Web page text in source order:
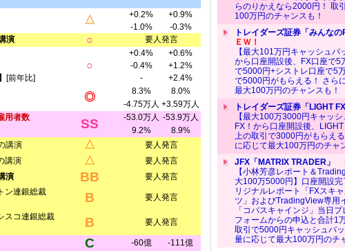
△ +0.2%
+0.9%
-1.0%
-0.3%
演 ○ 要人発言
○
+0.4%
+0.6%
-0.4%
+1.2%
[前年比] - +2.4%
◎ 8.3%
8.0%
-4.75万人 +3.59万人
用者数 SS -53.0万人 -53.9万人
9.2%
8.9%
講演 △
要人発言
講演 △ 要人発言
演 BB
要人発言
ン連銀総裁
B
要人発言
スコ連銀総裁
B 要人発言
C -60億 -111億
らのりかえなら2000円！ 取
100万円のチャンスも！
トレイダーズ証券「みんなの
ＥＷ！
【最大101万円キャッシュバ
から口座開設後、FX口座で5
で5000円+シストレ口座で5
で5000円がもらえる！ さら
最大100万円のチャンスも！
トレイダーズ証券「LIGHT FX
【最大100万3000円キャッ
FX！から口座開設後、
上の取引で3000円がもらえ
に応じて最大100万円のチャ
JFX「MATRIX TRADER」
【小林芳彦レポート＆
大100万5000円】口座開設完
リジナルレポート「FXスキ
ツ」およびTradingView専用
「コバスキャインジ」当日
フォームからの申込と合計1
取引で5000円キャッシュバッ
量に応じて最大100万円のチ